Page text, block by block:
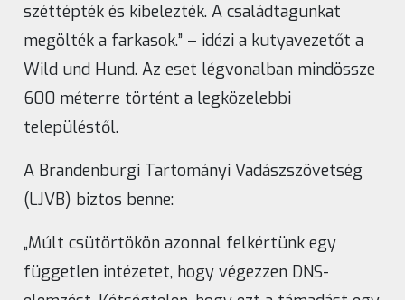
széttépték és kibelezték. A családtagunkat
megölték a farkasok.” – idézi a kutyavezetőt a
Wild und Hund. Az eset légvonalban mindössze
600 méterre történt a legközelebbi
településtől.
A Brandenburgi Tartományi Vadászszövetség
(LJVB) biztos benne:
„Múlt csütörtökön azonnal felkértünk egy
független intézetet, hogy végezzen DNS-